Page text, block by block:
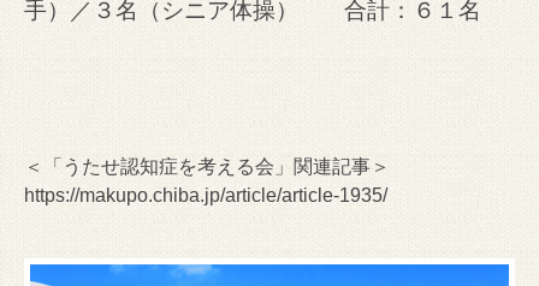
手）／３名（シニア体操） 合計：６１名
＜「うたせ認知症を考える会」関連記事＞
https://makupo.chiba.jp/article/article-1935/